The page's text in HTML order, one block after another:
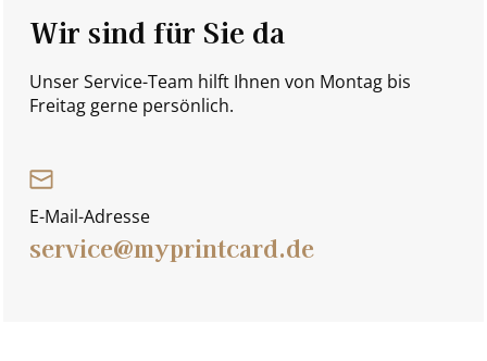
Wir sind für Sie da
Unser Service-Team hilft Ihnen von Montag bis
Freitag gerne persönlich.
E-Mail-Adresse
service@myprintcard.de